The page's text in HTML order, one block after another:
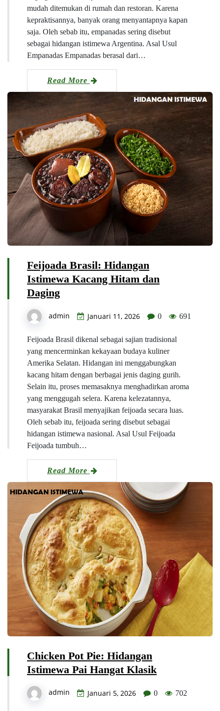
mudah ditemukan di rumah dan restoran. Karena
kepraktisannya, banyak orang menyantapnya kapan
saja. Oleh sebab itu, empanadas sering disebut
sebagai hidangan istimewa Argentina. Asal Usul
Empanadas Empanadas berasal dari…
Read More
Feijoada Brasil: Hidangan
Istimewa Kacang Hitam dan
Daging
admin Januari 11, 2026 0 691
Feijoada Brasil dikenal sebagai sajian tradisional
yang mencerminkan kekayaan budaya kuliner
Amerika Selatan. Hidangan ini menggabungkan
kacang hitam dengan berbagai jenis daging gurih.
Selain itu, proses memasaknya menghadirkan aroma
yang menggugah selera. Karena kelezatannya,
masyarakat Brasil menyajikan feijoada secara luas.
Oleh sebab itu, feijoada sering disebut sebagai
hidangan istimewa nasional. Asal Usul Feijoada
Feijoada tumbuh…
Read More
Chicken Pot Pie: Hidangan
Istimewa Pai Hangat Klasik
admin Januari 5, 2026 0 702